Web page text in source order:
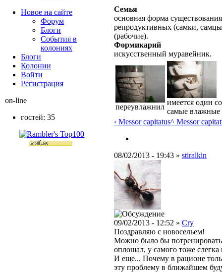
Семья
основная форма
репродуктивных (самки,
(рабочие).
Формикарий
искусственный муравейник.
переувлажнил
имеется один
самые влажные
‹ Messor capitatus^ Messor
08/02/2013 - 19:43 » stiralkin
09/02/2013 - 12:52 » Cry
Поздравляю с новосельем!
Можно было бы
оплошал, у самого тоже
И еще... Почему в рационе
эту проблему в ближайшем
Новое на сайте
Форум
Блоги
События в
колониях
Блоги
Колонии
Войти
Peгиcтpaция
on-line
гостей: 35